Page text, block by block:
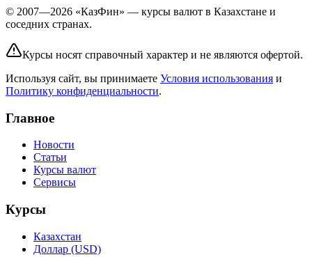
© 2007—2026 «КазФин» — курсы валют в Казахстане и
соседних странах.
Курсы носят справочный характер и не являются офертой.
Используя сайт, вы принимаете Условия использования и
Политику конфиденциальности.
Главное
Новости
Статьи
Курсы валют
Сервисы
Курсы
Казахстан
Доллар (USD)